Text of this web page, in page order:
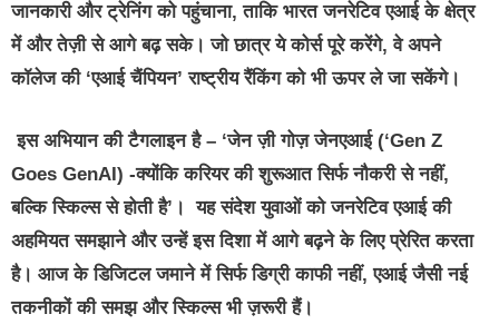
जानकारी और ट्रेनिंग को पहुंचाना, ताकि भारत जनरेटिव एआई के क्षेत्र
में और तेज़ी से आगे बढ़ सके। जो छात्र ये कोर्स पूरे करेंगे, वे अपने
कॉलेज की ‘एआई चैंपियन’ राष्ट्रीय रैंकिंग को भी ऊपर ले जा सकेंगे।
इस अभियान की टैगलाइन है – ‘जेन ज़ी गोज़ जेनएआई (‘Gen Z
Goes GenAI) -क्‍योंकि करियर की शुरूआत सिर्फ नौकरी से नहीं,
बल्कि स्किल्‍स से होती है’। यह संदेश युवाओंकोजनरेटिव एआई की
अहमियत समझाने और उन्हें इस दिशा में आगे बढ़ने के लिए प्रेरित करता
है। आज के डिजिटल जमाने में सिर्फ डिग्री काफी नहीं, एआई जैसी नई
तकनीकों की समझ और स्किल्स भी ज़रूरी हैं।